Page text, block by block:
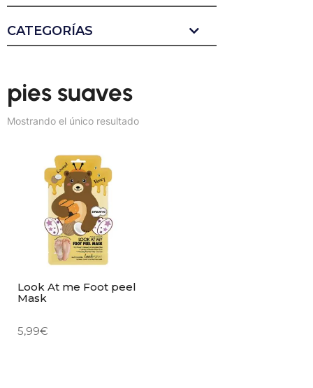
CATEGORÍAS
pies suaves
Mostrando el único resultado
Look At me Foot peel
Mask
5,99€